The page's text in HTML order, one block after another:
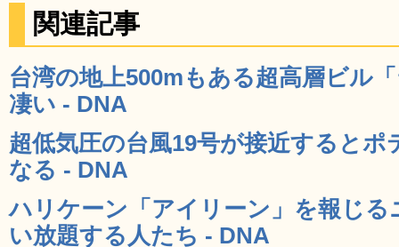
関連記事
台湾の地上500mもある超高層ビル
凄い - DNA
超低気圧の台風19号が接近すると
なる - DNA
ハリケーン「アイリーン」を報じ
い放題する人たち - DNA